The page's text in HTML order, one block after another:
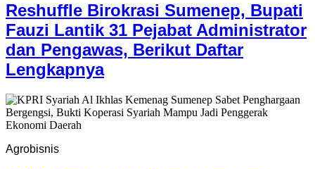
Reshuffle Birokrasi Sumenep, Bupati
Fauzi Lantik 31 Pejabat Administrator
dan Pengawas, Berikut Daftar
Lengkapnya
Agrobisnis